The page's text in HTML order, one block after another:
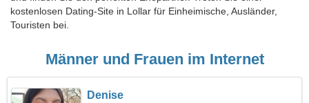
kostenlosen Dating-Site in Lollar für Einheimische, Ausländer,
Touristen bei.
Männer und Frauen im Internet
Denise